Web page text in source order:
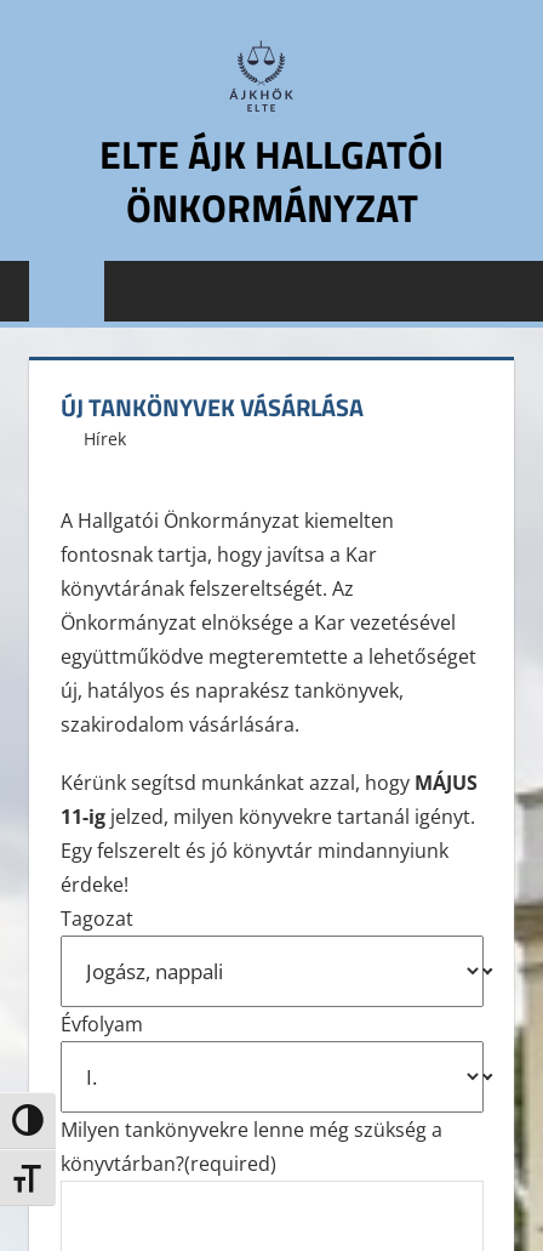
Nagy kontraszt váltása
Betűméret váltása
ELTE ÁJK HALLGATÓI
ÖNKORMÁNYZAT
Jogtudományi
Hallgatói
Önkormányzat
HÖK
ÚJ TANKÖNYVEK VÁSÁRLÁSA
2015. május 1.
ELTE ÁJK HÖK
Hírek
A Hallgatói Önkormányzat kiemelten
fontosnak tartja, hogy javítsa a Kar
könyvtárának felszereltségét. Az
Önkormányzat elnöksége a Kar vezetésével
együttműködve megteremtette a lehetőséget
új, hatályos és naprakész tankönyvek,
szakirodalom vásárlására.
Kérünk segítsd munkánkat azzal, hogy MÁJUS
11-igjelzed, milyen könyvekre tartanál igényt.
Egy felszerelt és jó könyvtár mindannyiunk
érdeke!
Tagozat
Évfolyam
Milyen tankönyvekre lenne még szükség a
könyvtárban?(required)